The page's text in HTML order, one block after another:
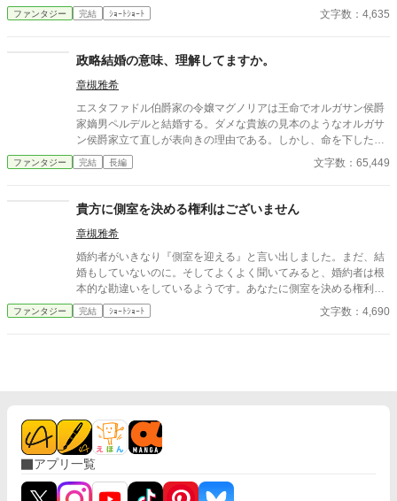
見事に返り討ちに遭うのだった。 『小説家になろう』様・『アル
ファポリス』様の重複投稿、自サイトにも掲載。
ファンタジー 完結 ｼｮｰﾄｼｮｰﾄ 文字数：4,635
政略結婚の意味、理解してますか。
章槻雅希
エスタファドル伯爵家の令嬢マグノリアは王命でオルガサン侯爵
家嫡男ペルデルと結婚する。ダメな貴族の見本のようなオルガサ
ン侯爵家立て直しが表向きの理由である。しかし、命を下した国
王の狙いはオルガサン家の取り潰しだった。 マグノリアは仄かな
恋心を封印し、政略結婚をする。裏のある結婚生活に楽しみを見
（以下、敬称略）・『アルファポリス』・『pixiv』・自サイトに
重複投稿。
ファンタジー 完結 長編 文字数：65,449
貴方に側室を決める権利はございません
章槻雅希
婚約者がいきなり『側室を迎える』と言い出しました。まだ、結
婚もしていないのに。そしてよくよく聞いてみると、婚約者は根
本的な勘違いをしているようです。あなたに側室を決める権利は
ありませんし、迎える権利もございません。 思い付きによるショ
ートショート。 国の背景やらの設定はふんわり。なんちゃって近
ファンタジー 完結 ｼｮｰﾄｼｮｰﾄ 文字数：4,690
アプリ一覧